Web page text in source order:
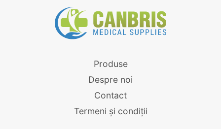
Produse
Despre noi
Contact
Termeni și condiții